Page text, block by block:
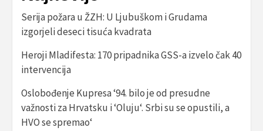
Serija požara u ŽZH: U Ljubuškom i Grudama
izgorjeli deseci tisuća kvadrata
Heroji Mladifesta: 170 pripadnika GSS-a izvelo čak 40
intervencija
Oslobođenje Kupresa ‘94. bilo je od presudne
važnosti za Hrvatsku i ‘Oluju‘. Srbi su se opustili, a
HVO se spremao‘